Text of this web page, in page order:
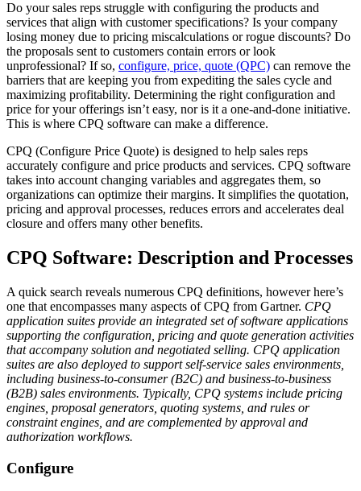
Do your sales reps struggle with configuring the products and
services that align with customer specifications? Is your company
losing money due to pricing miscalculations or rogue discounts? Do
the proposals sent to customers contain errors or look
unprofessional? If so, configure, price, quote (QPC) can remove the
barriers that are keeping you from expediting the sales cycle and
maximizing profitability. Determining the right configuration and
price for your offerings isn’t easy, nor is it a one-and-done initiative.
This is where CPQ software can make a difference.
CPQ (Configure Price Quote) is designed to help sales reps
accurately configure and price products and services. CPQ software
takes into account changing variables and aggregates them, so
organizations can optimize their margins. It simplifies the quotation,
pricing and approval processes, reduces errors and accelerates deal
closure and offers many other benefits.
CPQ Software: Description and Processes
A quick search reveals numerous CPQ definitions, however here’s
one that encompasses many aspects of CPQ from Gartner. CPQ
application suites provide an integrated set of software applications
supporting the configuration, pricing and quote generation activities
that accompany solution and negotiated selling. CPQ application
suites are also deployed to support self-service sales environments,
including business-to-consumer (B2C) and business-to-business
(B2B) sales environments. Typically, CPQ systems include pricing
engines, proposal generators, quoting systems, and rules or
constraint engines, and are complemented by approval and
authorization workflows.
Configure